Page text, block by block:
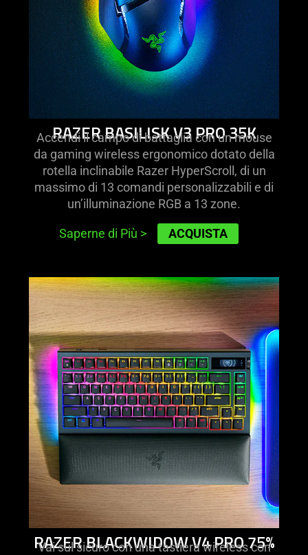
RAZER BASILISK V3 PRO 35K
Accendi il campo di battaglia con un mouse
da gaming wireless ergonomico dotato della
rotella inclinabile Razer HyperScroll, di un
massimo di 13 comandi personalizzabili e di
un’illuminazione RGB a 13 zone.
Saperne di Più > ACQUISTA
learn
more
-
razer
blackwidow
v4
pro
75%
RAZER BLACKWIDOW V4 PRO 75%
Vai sul sicuro con una tastiera wireless con